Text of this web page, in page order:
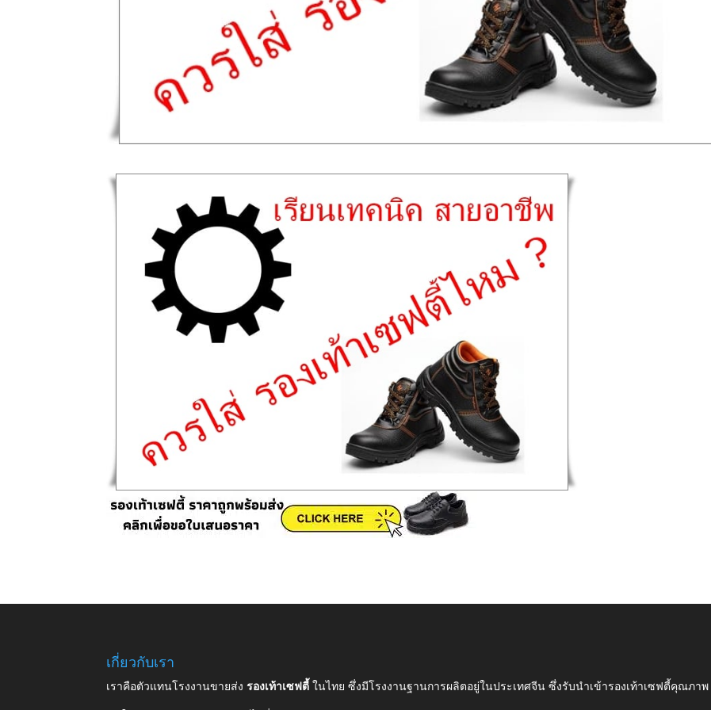
เกี่ยวกับเรา
เราคือตัวแทนโรงงานขายส่งรองเท้าเซฟตี้ในไทย ซึ่งมีโรงงานฐานการผลิตอยู่ในประเทศจีน ซึ่งรับนำเข้ารองเท้าเซฟตี้คุณภ